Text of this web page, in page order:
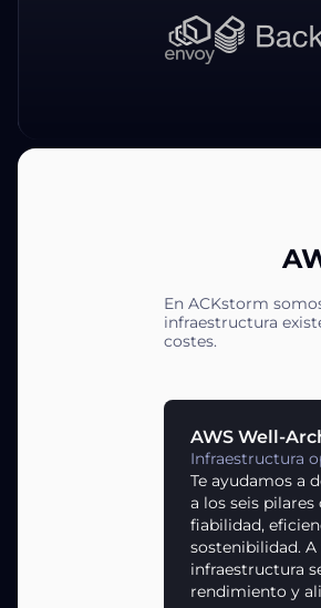
En ACKstorm
infraestructura
costes.
AWS Well-
Infraestructura
Te ayudamos a
a los seis pilares
fiabilidad,
sostenibilidad.
infraestructura
rendimiento y